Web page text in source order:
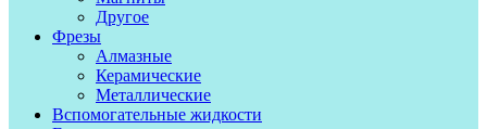
Другое
Фрезы
Алмазные
Керамические
Металлические
Вспомогательные жидкости